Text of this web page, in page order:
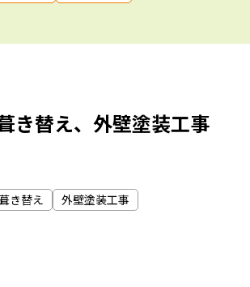
き替え、外壁塗装工事
き替え 外壁塗装工事